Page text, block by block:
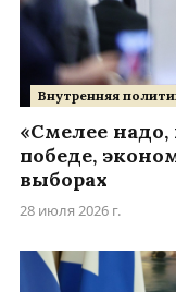
Внутренняя
«Смелее надо,
победе,
выборах
28 июля 2026 г.